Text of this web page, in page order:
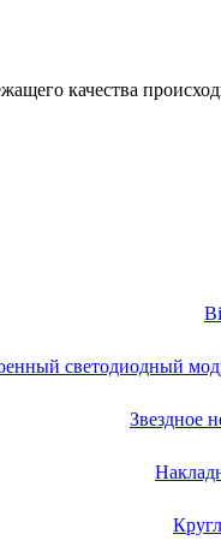
качества
светодиодный
Звездное